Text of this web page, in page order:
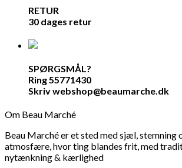
RETUR
30 dages retur
SPØRGSMÅL?
Ring 55771430
Skriv webshop@beaumarche.dk
Om Beau Marché
Beau Marché er et sted med sjæl, stemning
atmosfære, hvor ting blandes frit, med
nytænkning & kærlighed